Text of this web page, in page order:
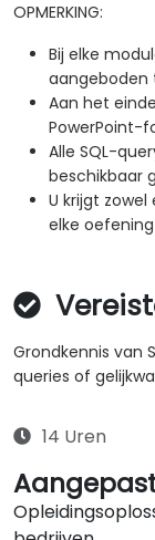
OPMERKING:
Bij elke
aangeboden
Aan het
PowerPoint-
Alle SQL-
beschikbaar
U krijgt
elke
Grondkennis van
queries of
14 Uren